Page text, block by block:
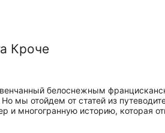
Кроче
белоснежным
мы отойдем от статей из
и многогранную историю, которая